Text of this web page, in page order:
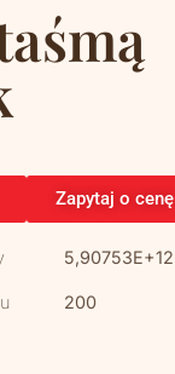
Zapytaj o cenę
5,90753E+12
200